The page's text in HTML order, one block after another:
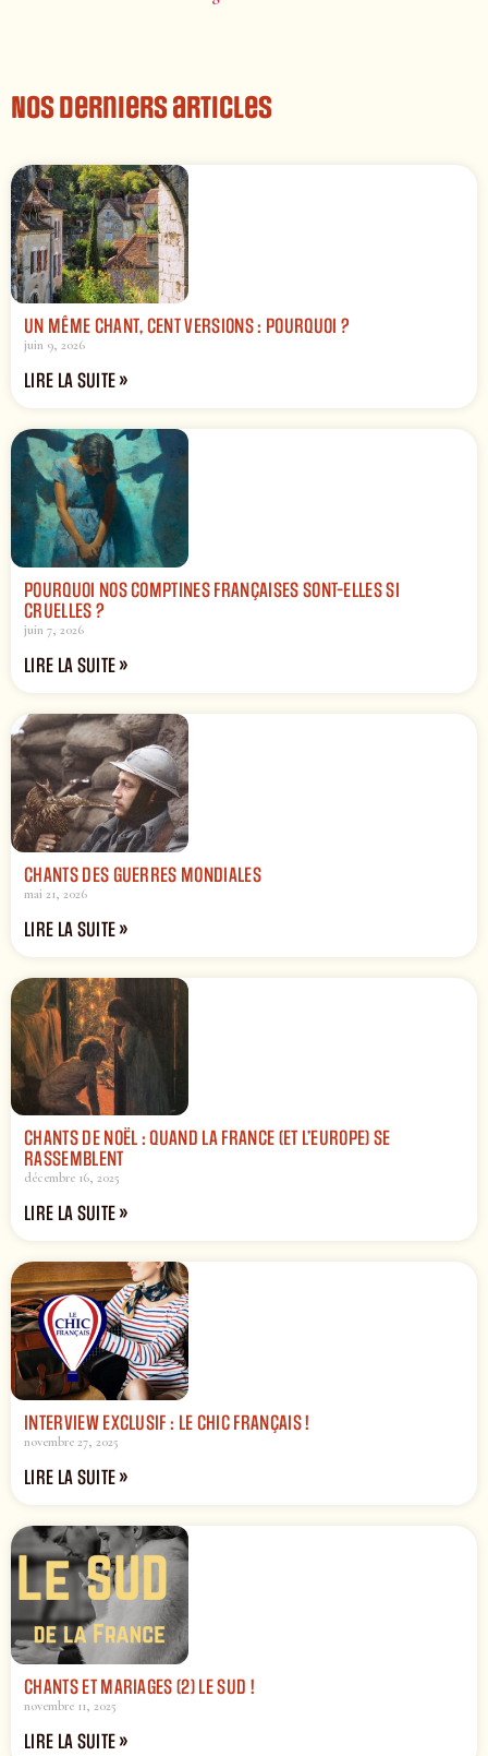
Nos derniers articles
UN MÊME CHANT, CENT VERSIONS : POURQUOI ?
juin 9, 2026
LIRE LA SUITE »
POURQUOI NOS COMPTINES FRANÇAISES SONT-ELLES SI
CRUELLES ?
juin 7, 2026
LIRE LA SUITE »
CHANTS DES GUERRES MONDIALES
mai 21, 2026
LIRE LA SUITE »
CHANTS DE NOËL : QUAND LA FRANCE (ET L’EUROPE) SE
RASSEMBLENT
décembre 16, 2025
LIRE LA SUITE »
INTERVIEW EXCLUSIF : LE CHIC FRANÇAIS !
novembre 27, 2025
LIRE LA SUITE »
CHANTS ET MARIAGES (2) LE SUD !
novembre 11, 2025
LIRE LA SUITE »